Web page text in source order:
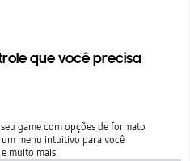
que você precisa
game com opções de formato
um menu intuitivo para você
muito mais.